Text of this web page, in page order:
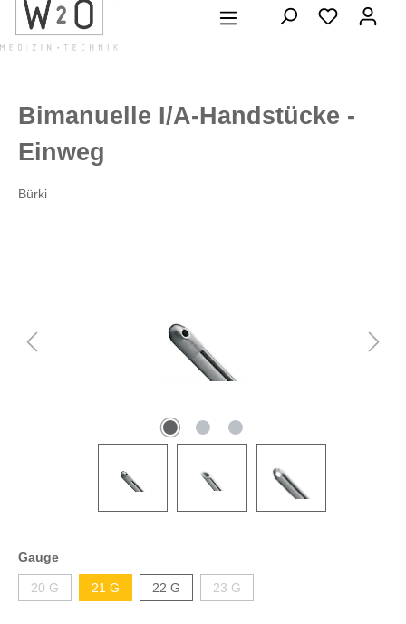
springen
Bimanuelle I/A-Handstücke -
Einweg
Bürki
Gauge
20 G 21 G 22 G 23 G